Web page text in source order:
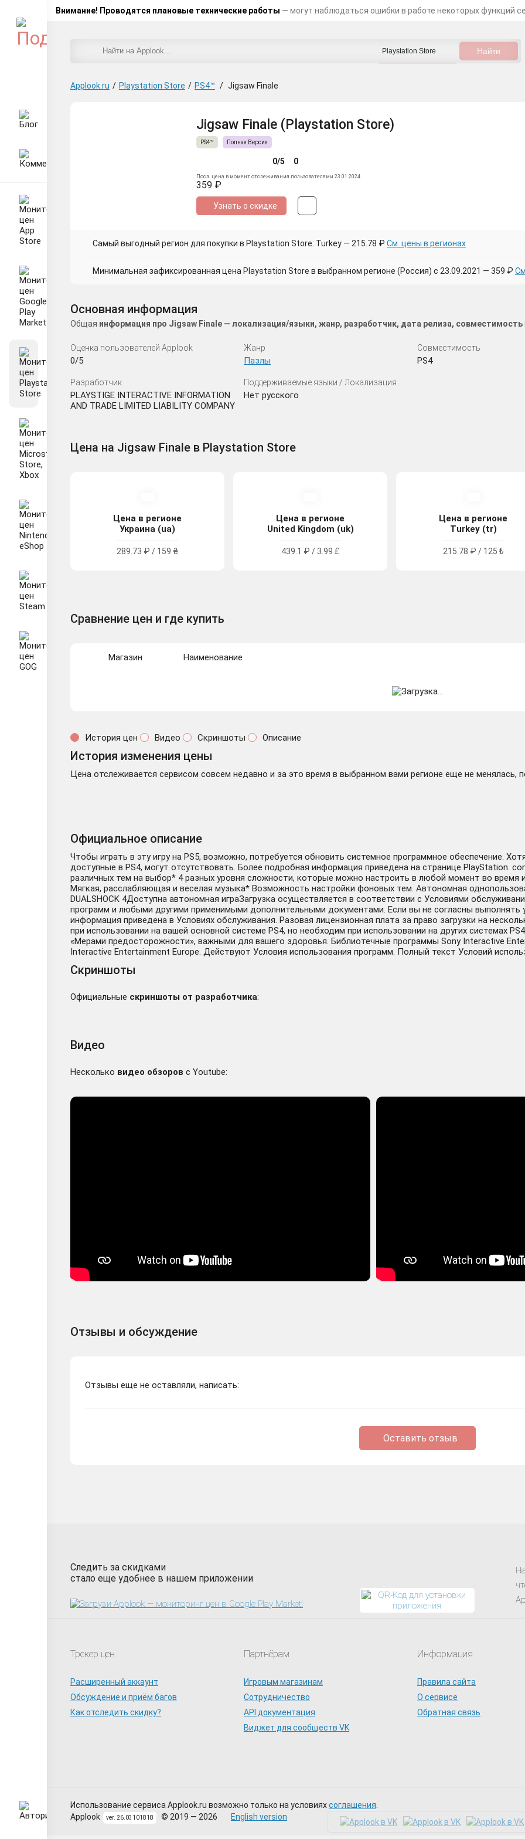
Внимание! Проводятся плановые технические работы — могут наблюдаться ошибки в работе некоторых функций
Applook.ru / Playstation Store / PS4™ / Jigsaw Finale
Jigsaw Finale (Playstation Store)
PS4™ Полная Версия
0/5 0
Посл. цена в момент отслеживания пользователями 23.01.2024
359 ₽
Узнать о скидке
Самый выгодный регион для покупки в Playstation Store: Turkey — 215.78 ₽ См. цены в регионах
Минимальная зафиксированная цена Playstation Store в выбранном регионе (Россия) с 23.09.2021 — 359 ₽
Основная информация
Общая информация про Jigsaw Finale — локализация/языки, жанр, разработчик, дата релиза, совместимость
Оценка пользователей Applook
0/5
Жанр
Пазлы
Совместимость
PS4
Разработчик
PLAYSTIGE INTERACTIVE INFORMATION
AND TRADE LIMITED LIABILITY COMPANY
Поддерживаемые языки / Локализация
Нет русского
Цена на Jigsaw Finale в Playstation Store
Цена в регионе
Украина (ua)
289.73 ₽ / 159 ₴
Цена в регионе
United Kingdom (uk)
439.1 ₽ / 3.99 £
Цена в регионе
Turkey (tr)
215.78 ₽ / 125 ₺
Сравнение цен и где купить
Магазин Наименование
История цен Видео Скриншоты Описание
История изменения цены
Цена отслеживается сервисом совсем недавно и за это время в выбранном вами регионе еще не менялась,
Официальное описание
Чтобы играть в эту игру на PS5, возможно, потребуется обновить системное программное обеспечение.
доступные в PS4, могут отсутствовать. Более подробная информация приведена на странице PlayStation.
различных тем на выбор* 4 разных уровня сложности, которые можно настроить в любой момент во время
Мягкая, расслабляющая и веселая музыка* Возможность настройки фоновых тем. Автономная
DUALSHOCK 4Доступна автономная играЗагрузка осуществляется в соответствии с Условиями
программ и любыми другими применимыми дополнительными документами. Если вы не согласны выполнять
информация приведена в Условиях обслуживания. Разовая лицензионная плата за право загрузки на
при использовании на вашей основной системе PS4, но необходим при использовании на других системах
«Мерами предосторожности», важными для вашего здоровья. Библиотечные программы Sony Interactive
Interactive Entertainment Europe. Действуют Условия использования программ. Полный текст Условий
Скриншоты
Официальные скриншоты от разработчика:
Видео
Несколько видео обзоров с Youtube:
Отзывы и обсуждение
Отзывы еще не оставляли, написать:
Оставить отзыв
Следить за скидками
стало еще удобнее в нашем приложении
Трекер цен
Расширенный аккаунт
Обсуждение и приём багов
Как отследить скидку?
Партнёрам
Игровым магазинам
Сотрудничество
API документация
Виджет для сообществ VK
Информация
Правила сайта
О сервисе
Обратная связь
Использование сервиса Applook.ru возможно только на условияхсоглашения
Applook ver. 26.03101818 © 2019 — 2026 English version